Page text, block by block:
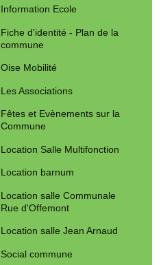
Information Ecole
Fiche d'identité - Plan de la
commune
Oise Mobilité
Les Associations
Fêtes et Evènements sur la
Commune
Location Salle Multifonction
Location barnum
Location salle Communale
Rue d'Offemont
Location salle Jean Arnaud
Social commune